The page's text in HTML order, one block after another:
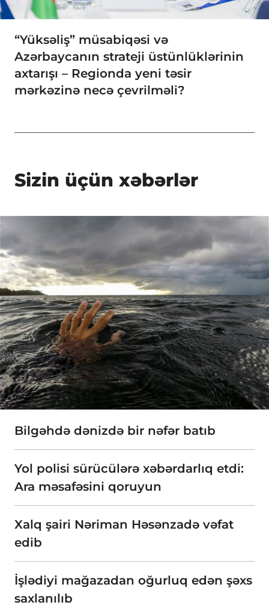
“Yüksəliş” müsabiqəsi və
Azərbaycanın strateji üstünlüklərinin
axtarışı – Regionda yeni təsir
mərkəzinə necə çevrilməli?
Sizin üçün xəbərlər
Bilgəhdə dənizdə bir nəfər batıb
Yol polisi sürücülərə xəbərdarlıq etdi:
Ara məsafəsini qoruyun
Xalq şairi Nəriman Həsənzadə vəfat
edib
İşlədiyi mağazadan oğurluq edən şəxs
saxlanılıb